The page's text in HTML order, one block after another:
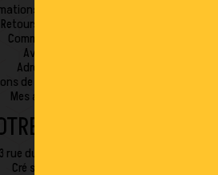
personnelles
Retours produit
Commandes
Avoirs
Adresses
de réduction
Mes alertes
ÉCOUTE
rue du Châtelier
Cré sur Loir